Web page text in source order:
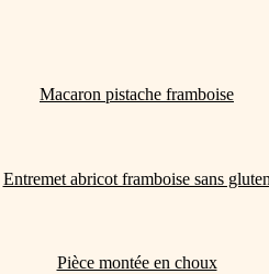
Macaron pistache framboise
Entremet abricot framboise sans gluten
Pièce montée en choux